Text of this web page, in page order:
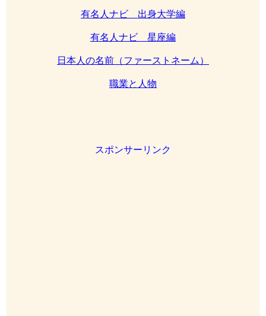
有名人ナビ 出身大学編
有名人ナビ 星座編
日本人の名前（ファーストネーム）
職業と人物
スポンサーリンク